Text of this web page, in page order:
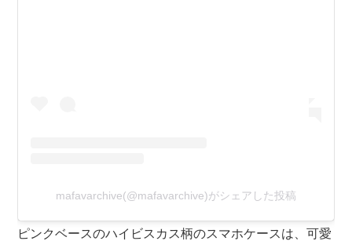
mafavarchive(@mafavarchive)がシェアした投稿
ピンクベースのハイビスカス柄のスマホケースは、可愛